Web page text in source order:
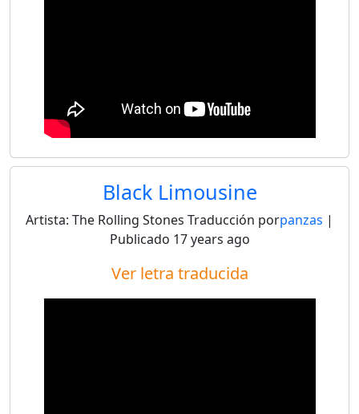
Black Limousine
Artista: The Rolling Stones Traducción porpanzas |
Publicado 17 years ago
Ver letra traducida